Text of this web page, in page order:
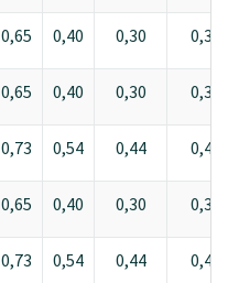
0,65 0,40 0,30 0,30
0,65 0,40 0,30 0,30
0,73 0,54 0,44 0,45
0,65 0,40 0,30 0,30
0,73 0,54 0,44 0,45